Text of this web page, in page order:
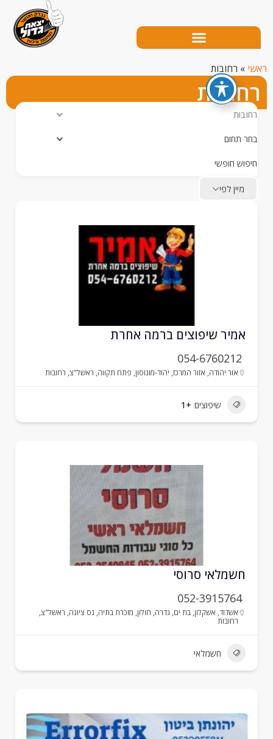
רחובות
חופשי
שיפוצים ברמה אחרת
054-6760212
אור יהודה,אזור המרכז,יהוד-מונוסון,פתח תקווה,ראשל"צ, רחובות
שיפוצים +1
סרוסי
052-3915764
אשקלון,בת ים,גדרה, חולון,מזכרת בתיה,נס ציונה, ראשל"צ,
חשמלאי